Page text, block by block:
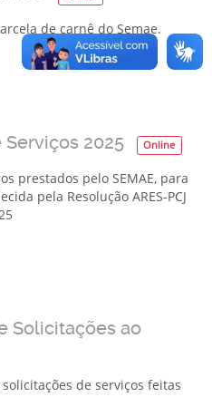
de carnê do Semae.
2025 Online
prestados pelo SEMAE, para
pela Resolução ARES-PCJ
Solicitações ao
de serviços feitas